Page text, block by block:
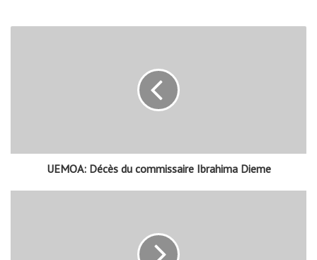
UEMOA: Décès du commissaire Ibrahima Dieme